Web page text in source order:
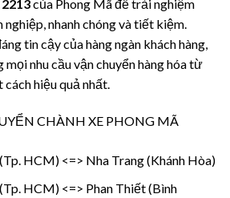
của Phong Mã để trải nghiệm
nghiệp, nhanh chóng và tiết kiệm.
tin cậy của hàng ngàn khách hàng,
mọi nhu cầu vận chuyển hàng hóa từ
hiệu quả nhất.
CHÀNH XE PHONG MÃ
HCM) <=> Nha Trang (Khánh Hòa)
HCM) <=> Phan Thiết (Bình